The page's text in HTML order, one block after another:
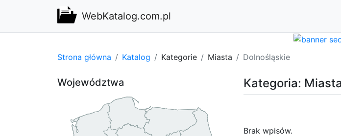
WebKatalog.com.pl
Strona główna Katalog Kategorie Miasta Dolnośląskie
Kategoria: Miasta
Brak wpisów.
Województwa